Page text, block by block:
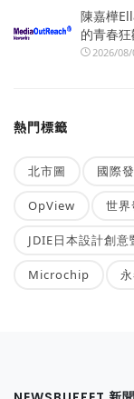
陳嘉樺
的青春狂
2026/
熱門標籤
北市圖 國際
OpView 世界
JDIE日本設計創意
Microchip